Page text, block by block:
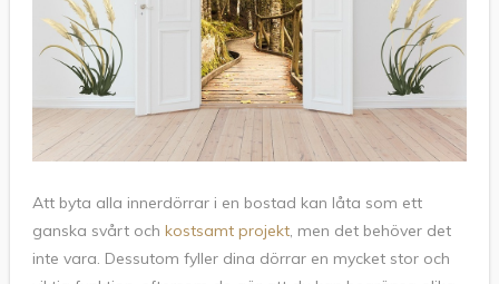
Att byta alla innerdörrar i en bostad kan låta som ett
ganska svårt och kostsamt projekt, men det behöver det
inte vara. Dessutom fyller dina dörrar en mycket stor och